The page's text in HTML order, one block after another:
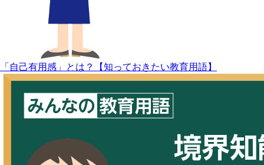
「自己有用感」とは？【知っておきたい教育用語】